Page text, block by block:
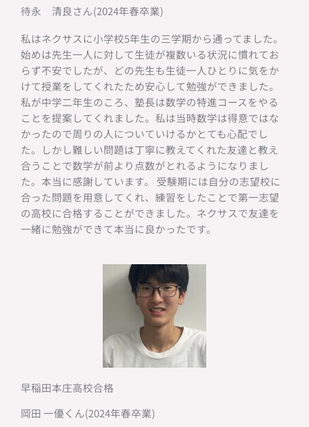
待永 清良さん(2024年春卒業)
私はネクサスに小学校5年生の三学期から通ってました。
始めは先生一人に対して生徒が複数いる状況に慣れてお
らず不安でしたが、どの先生も生徒一人ひとりに気をか
けて授業をしてくれたため安心して勉強ができました。
私が中学二年生のころ、塾長は数学の特進コースをやる
ことを提案してくれました。私は当時数学は得意ではな
かったので周りの人についていけるかとても心配でし
た。しかし難しい問題は丁寧に教えてくれた友達と教え
合うことで数学が前より点数がとれるようになりまし
た。本当に感謝しています。 受験期には自分の志望校に
合った問題を用意してくれ、練習をしたことで第一志望
の高校に合格することができました。ネクサスで友達を
一緒に勉強ができて本当に良かったです。
早稲田本庄高校合格
岡田 一優くん(2024年春卒業)